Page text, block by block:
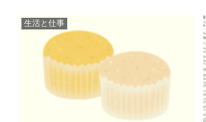
生活と仕事